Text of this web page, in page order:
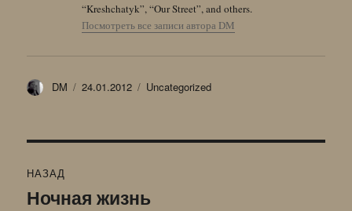
“Kreshchatyk”, “Our Street”, and others.
Посмотреть все записи автора DM
Автор
DM Опубликовано
24.01.2012 Рубрики
Uncategorized
по
НАЗАД
Предыдущая
Ночная жизнь